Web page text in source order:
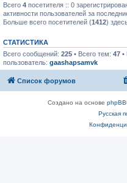
Всего 4 посетителя :: 0
активности пользователей за
Больше всего посетителей (1412)
СТАТИСТИКА
Всего сообщений: 225 • Всего тем: 47 •
пользователь: gaashapsamvk
Список форумов
Создано на основе phpBB
Русская